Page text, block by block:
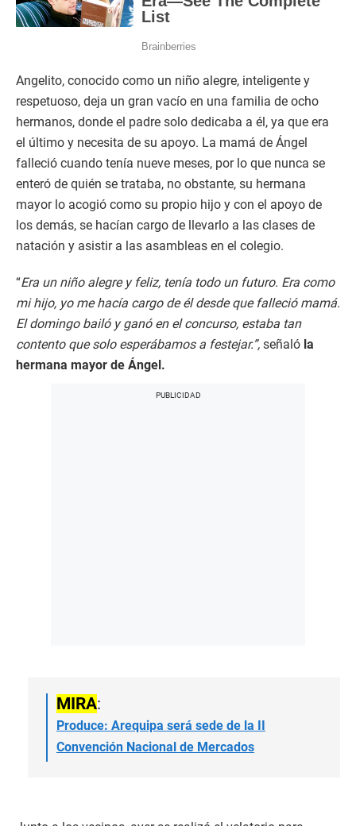
Angelito, conocido como un niño alegre, inteligente y
respetuoso, deja un gran vacío en una familia de ocho
hermanos, donde el padre solo dedicaba a él, ya que era
el último y necesita de su apoyo. La mamá de Ángel
falleció cuando tenía nueve meses, por lo que nunca se
enteró de quién se trataba, no obstante, su hermana
mayor lo acogió como su propio hijo y con el apoyo de
los demás, se hacían cargo de llevarlo a las clases de
natación y asistir a las asambleas en el colegio.
“Era un niño alegre y feliz, tenía todo un futuro. Era como
mi hijo, yo me hacía cargo de él desde que falleció mamá.
El domingo bailó y ganó en el concurso, estaba tan
contento que solo esperábamos a festejar.”, señaló la
hermana mayor de Ángel.
MIRA:
Produce: Arequipa será sede de la II
Convención Nacional de Mercados